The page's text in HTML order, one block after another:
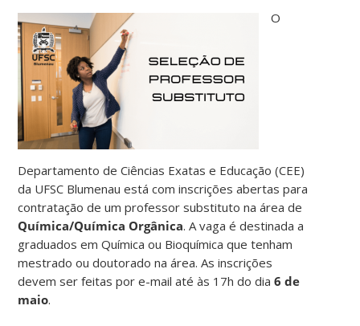
O
Departamento de Ciências Exatas e Educação (CEE)
da UFSC Blumenau está com inscrições abertas para
contratação de um professor substituto na área de
Química/Química Orgânica. A vaga é destinada a
graduados em Química ou Bioquímica que tenham
mestrado ou doutorado na área. As inscrições
devem ser feitas por e-mail até às 17h do dia6 de
maio.